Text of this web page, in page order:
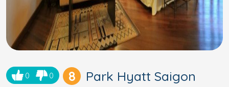
0 0 8 Park Hyatt Saigon